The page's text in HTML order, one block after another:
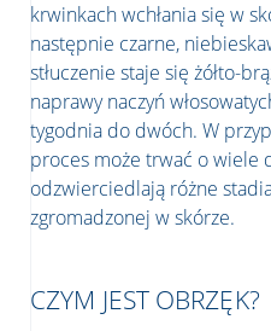
krwinkach wchłania się w
następnie czarne,
stłuczenie staje się żółto-
naprawy naczyń
tygodnia do dwóch. W
proces może trwać o wiele
odzwierciedlają różne
zgromadzonej w skórze.
CZYM JEST OBRZĘK?